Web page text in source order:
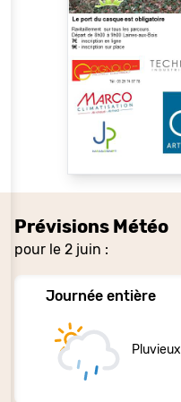
Prévisions Météo
pour le 2 juin :
Journée entière
Pluvieux